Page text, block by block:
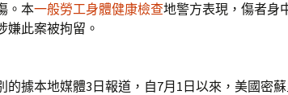
。本一般勞工身體健康檢查地警方表現，傷者身
嫌此案被拘留。
據本地媒體3日報道，自7月1日以來，美國密蘇